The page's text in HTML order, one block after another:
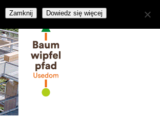
Zamknij Dowiedz się więcej